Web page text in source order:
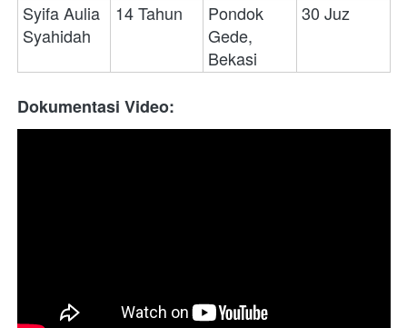
Syifa Aulia
Syahidah
14 Tahun
Pondok
Gede,
Bekasi
30 Juz
Dokumentasi Video: